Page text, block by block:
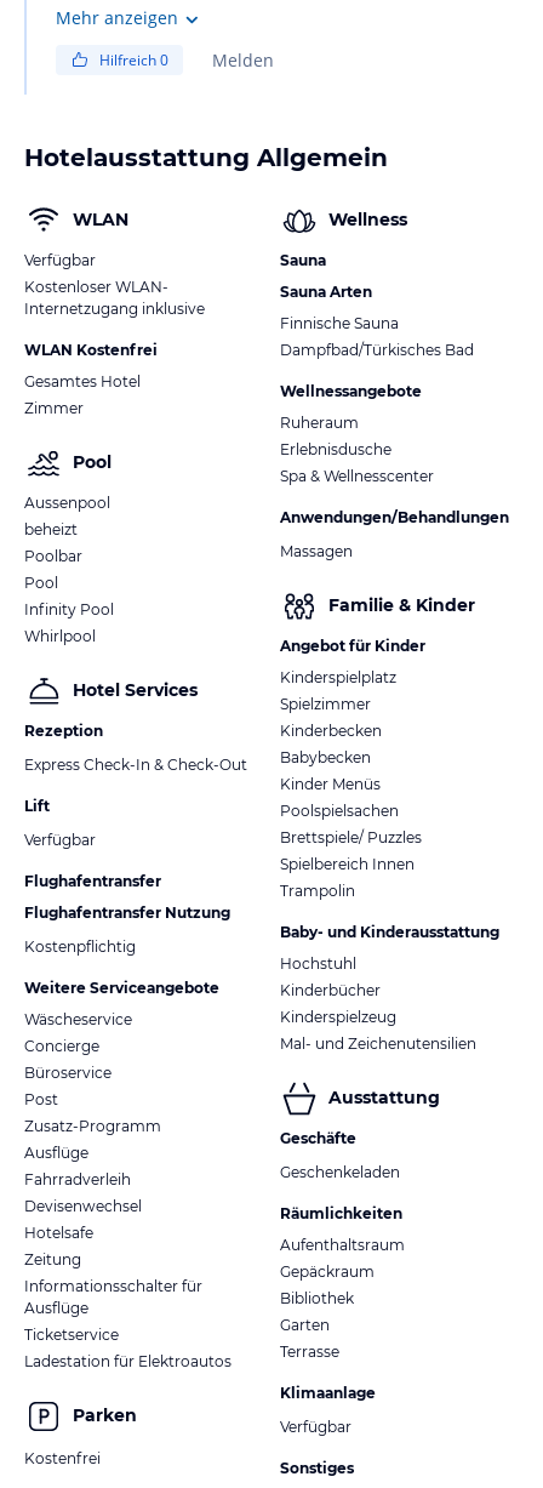
Mehr anzeigen
Hilfreich0 Melden
Hotelausstattung Allgemein
WLAN
Verfügbar
Kostenloser WLAN-
Internetzugang inklusive
WLAN Kostenfrei
Gesamtes Hotel
Zimmer
Pool
Aussenpool
beheizt
Poolbar
Pool
Infinity Pool
Whirlpool
Hotel Services
Rezeption
Express Check-In & Check-Out
Lift
Verfügbar
Flughafentransfer
Flughafentransfer Nutzung
Kostenpflichtig
Weitere Serviceangebote
Wäscheservice
Concierge
Büroservice
Post
Zusatz-Programm
Ausflüge
Fahrradverleih
Devisenwechsel
Hotelsafe
Zeitung
Informationsschalter für
Ausflüge
Ticketservice
Ladestation für Elektroautos
Parken
Kostenfrei
Wellness
Sauna
Sauna Arten
Finnische Sauna
Dampfbad/Türkisches Bad
Wellnessangebote
Ruheraum
Erlebnisdusche
Spa & Wellnesscenter
Anwendungen/Behandlungen
Massagen
Familie & Kinder
Angebot für Kinder
Kinderspielplatz
Spielzimmer
Kinderbecken
Babybecken
Kinder Menüs
Poolspielsachen
Brettspiele/ Puzzles
Spielbereich Innen
Trampolin
Baby- und Kinderausstattung
Hochstuhl
Kinderbücher
Kinderspielzeug
Mal- und Zeichenutensilien
Ausstattung
Geschäfte
Geschenkeladen
Räumlichkeiten
Aufenthaltsraum
Gepäckraum
Bibliothek
Garten
Terrasse
Klimaanlage
Verfügbar
Sonstiges